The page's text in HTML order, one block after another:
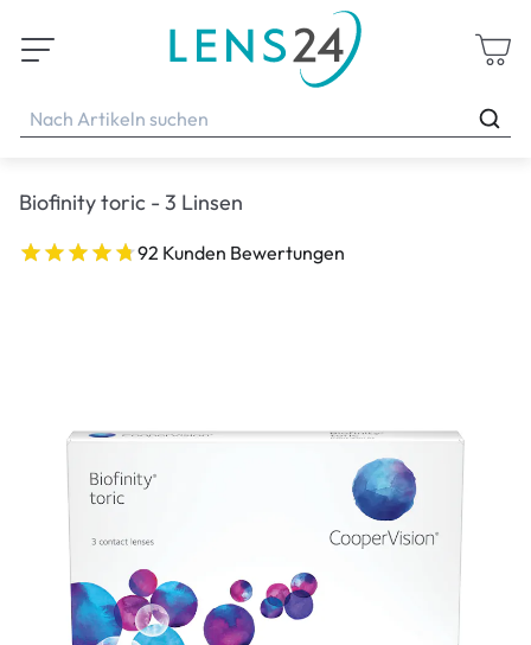
Biofinity toric - 3 Linsen
92 Kunden Bewertungen